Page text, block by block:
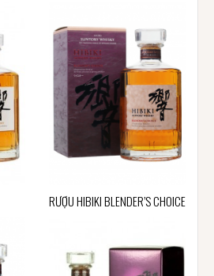
RƯỢU HIBIKI BLENDER’S CHOICE